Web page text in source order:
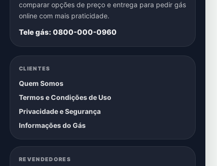
comparar opções de preço e entrega para pedir gás
online com mais praticidade.
Tele gás: 0800-000-0960
CLIENTES
Quem Somos
Termos e Condições de Uso
Privacidade e Segurança
Informações do Gás
REVENDEDORES